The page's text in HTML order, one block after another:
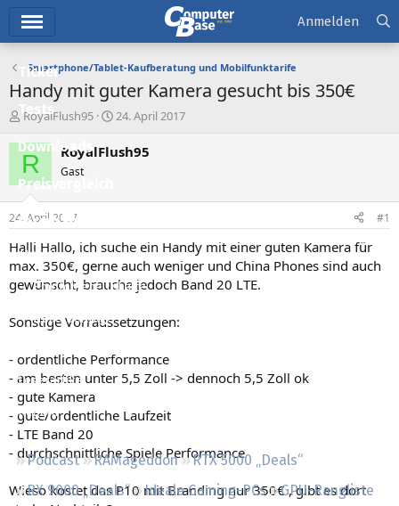
Ticker
Tests
Downloads
Preisvergleich
Forum
Aktuelles
Empfohlene Inhalte
Neue Beiträge
Leserartikel
Regeln
Podcast RAMageddon
RTX 5000 „Deals“
RX 9000 „Deals“
Ideale Gaming-PCs
GPU-Rangliste
Anmelden
Smartphone/Tablet-Kaufberatung und Mobilfunktarife
Handy mit guter Kamera gesucht bis 350€
E
s
t
e
e
r
RoyalFlush95
E
s
t
a
24. April 2017
R RoyalFlush95
Gast
24. April 2017 #1
Halli Hallo, ich suche ein Handy mit einer guten Kamera für
max. 350€, gerne auch weniger und China Phones sind auch
gewünscht, brauche jedoch Band 20 LTE.
Sonstige Vorraussetzungen:
- ordentliche Performance
- am besten unter 5,5 Zoll -> dennoch 5,5 Zoll ok
- gute Kamera
- gute/ordentliche Laufzeit
- LTE Band 20
- durchschnittliche Spiele Performance
Wieso kostet das P10 mit Branding nur 350€ , gibt es dort